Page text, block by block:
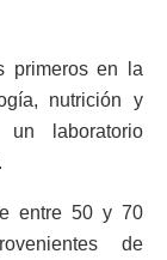
primeros en la
nutrición y
laboratorio
entre 50 y 70
de